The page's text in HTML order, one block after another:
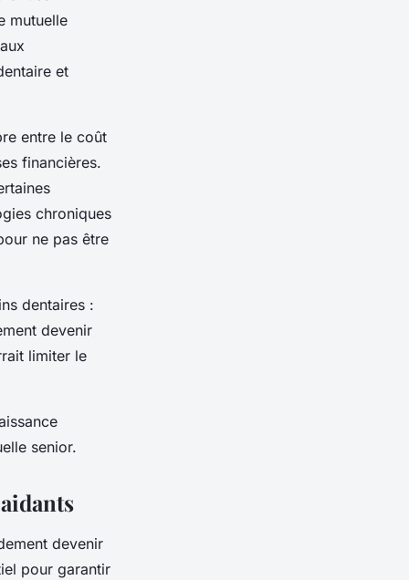
mutuelle
et
entre le coût
financières.
chroniques
ne pas être
dentaires :
devenir
limiter le
senior.
devenir
pour garantir